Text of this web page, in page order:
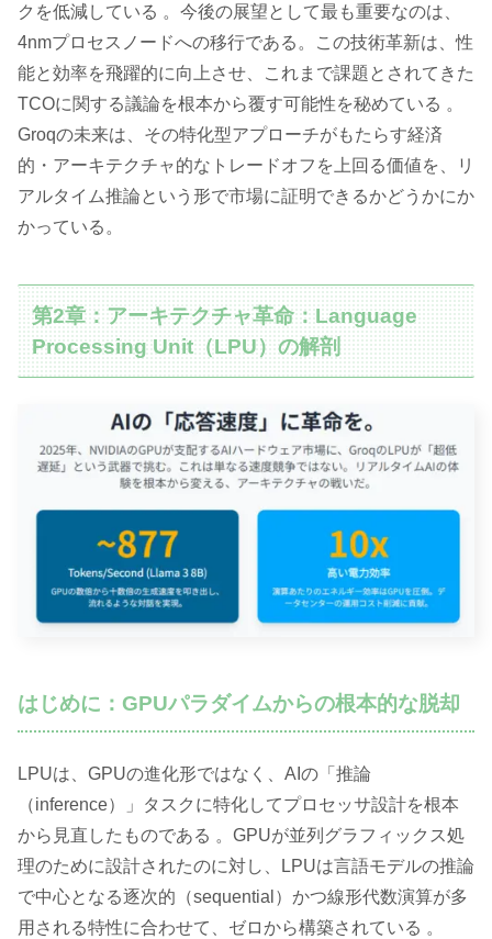
クを低減している 。今後の展望として最も重要なのは、
4nmプロセスノードへの移行である。この技術革新は、性
能と効率を飛躍的に向上させ、これまで課題とされてきた
TCOに関する議論を根本から覆す可能性を秘めている 。
Groqの未来は、その特化型アプローチがもたらす経済
的・アーキテクチャ的なトレードオフを上回る価値を、リ
アルタイム推論という形で市場に証明できるかどうかにか
かっている。
第2章：アーキテクチャ革命：Language
Processing Unit（LPU）の解剖
はじめに：GPUパラダイムからの根本的な脱却
LPUは、GPUの進化形ではなく、AIの「推論
（inference）」タスクに特化してプロセッサ設計を根本
から見直したものである 。GPUが並列グラフィックス処
理のために設計されたのに対し、LPUは言語モデルの推論
で中心となる逐次的（sequential）かつ線形代数演算が多
用される特性に合わせて、ゼロから構築されている 。